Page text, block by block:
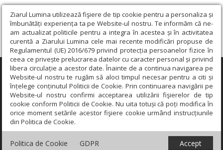
Ziarul Lumina utilizează fişiere de tip cookie pentru a personaliza și
îmbunătăți experiența ta pe Website-ul nostru. Te informăm că ne-
am actualizat politicile pentru a integra în acestea și în activitatea
curentă a Ziarului Lumina cele mai recente modificări propuse de
Regulamentul (UE) 2016/679 privind protecția persoanelor fizice în
ceea ce privește prelucrarea datelor cu caracter personal și privind
libera circulație a acestor date. Înainte de a continua navigarea pe
Website-ul nostru te rugăm să aloci timpul necesar pentru a citi și
înțelege conținutul Politicii de Cookie. Prin continuarea navigării pe
Website-ul nostru confirmi acceptarea utilizării fişierelor de tip
cookie conform Politicii de Cookie. Nu uita totuși că poți modifica în
orice moment setările acestor fişiere cookie urmând instrucțiunile
din Politica de Cookie.
Politica de Cookie GDPR Accept
×